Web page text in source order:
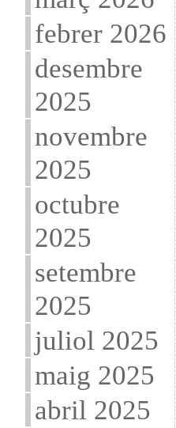
febrer 2026
desembre
2025
novembre
2025
octubre
2025
setembre
2025
juliol 2025
maig 2025
abril 2025